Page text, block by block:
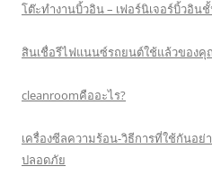
โต๊ะทำงานบิ้วอิน – เฟอร์นิเจอร์บิ้วอิน
สินเชื่อรีไฟแนนซ์รถยนต์ใช้แล้วของคุ
cleanroomคืออะไร?
เครื่องซีลความร้อน-วิธีการที่ใช้กันอย่
ปลอดภัย